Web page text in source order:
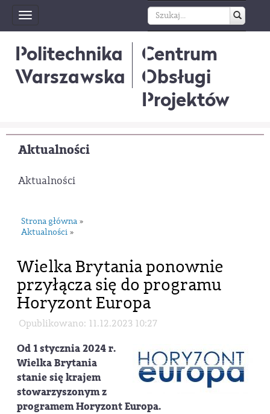
Toggle
navigation
Politechnika
Warszawska
Centrum
Obsługi
Projektów
Aktualności
Aktualności
Strona główna »
Aktualności »
Wielka Brytania ponownie
przyłącza się do programu
Horyzont Europa
Opublikowano: 11.12.2023 10:27
Od 1 stycznia 2024 r.
Wielka Brytania
stanie się krajem
stowarzyszonym z
programem Horyzont Europa.